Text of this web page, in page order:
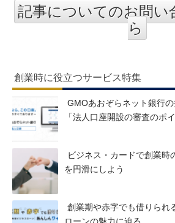
記事についてのお問い
ら
創業時に役立つサービス特集
GMOあおぞらネット銀行
「法人口座開設の審査のポ
ビジネス・カードで創業時
を円滑にしよう
創業期や赤字でも借りられ